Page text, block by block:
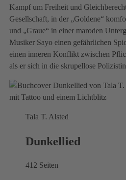
Kampf um Freiheit und
Gesellschaft, in der „Goldene“
und „Graue“ in einer maroden
Musiker Sayo einen gefährlichen
einen inneren Konflikt zwischen
als er sich in die skrupellose
Tala T. Alsted
Dunkellied
412 Seiten